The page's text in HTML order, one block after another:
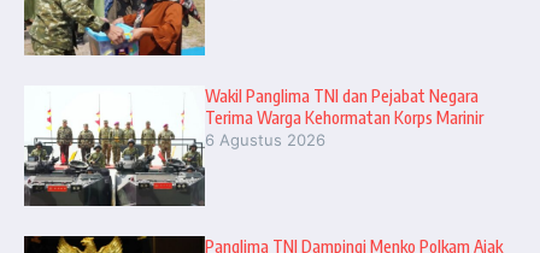
Wakil Panglima TNI dan Pejabat Negara
Terima Warga Kehormatan Korps Marinir
6 Agustus 2026
Panglima TNI Dampingi Menko Polkam Ajak